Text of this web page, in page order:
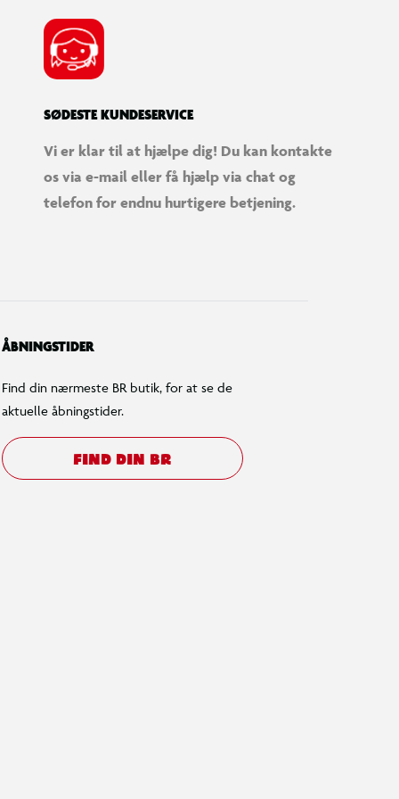
SØDESTE KUNDESERVICE
Vi er klar til at hjælpe dig! Du kan kontakte
os via e-mail eller få hjælp via chat og
telefon for endnu hurtigere betjening.
ÅBNINGSTIDER
Find din nærmeste BR butik, for at se de
aktuelle åbningstider.
FIND DIN BR